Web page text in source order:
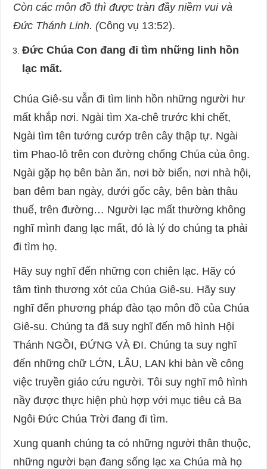
Còn các môn đồ thì được tràn đầy niềm vui và
Đức Thánh Linh. (Công vụ 13:52).
Đức Chúa Con đang đi tìm những linh hồn
lạc mất.
Chúa Giê-su vẫn đi tìm linh hồn những người hư
mất khắp nơi. Ngài tìm Xa-chê trước khi chết,
Ngài tìm tên tướng cướp trên cây thập tự. Ngài
tìm Phao-lô trên con đường chống Chúa của ông.
Ngài gặp họ bên bàn ăn, nơi bờ biển, nơi nhà hội,
ban đêm ban ngày, dưới gốc cây, bên bàn thâu
thuế, trên đường… Người lạc mất thường không
nghĩ mình đang lạc mất, đó là lý do chúng ta phải
đi tìm họ.
Hãy suy nghĩ đến những con chiên lạc. Hãy có
tâm tình thương xót của Chúa Giê-su. Hãy suy
nghĩ đến phương pháp đào tạo môn đồ của Chúa
Giê-su. Chúng ta đã suy nghĩ đến mô hình Hội
Thánh NGỒI, ĐỨNG VÀ ĐI. Chúng ta suy nghĩ
đến những chữ LỚN, LÂU, LAN khi bàn về công
việc truyền giáo cứu người. Tôi suy nghĩ mô hình
nầy được thực hiện phù hợp với mục tiêu cả Ba
Ngôi Đức Chúa Trời đang đi tìm.
Xung quanh chúng ta có những người thân thuộc,
những người bạn đang sống lạc xa Chúa mà họ